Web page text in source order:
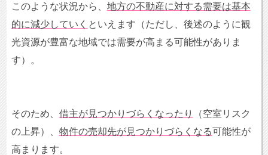
このような状況から、 地方の不動産に対する需要は基本
的に減少していく といえます（ただし、後述のように観
光資源が豊富な地域では需要が高まる可能性がありま
す）。
そのため、 借主が見つかりづらくなったり
（空室リスク
の上昇）、 物件の売却先が見つかりづらくなる可能性が
高まります。